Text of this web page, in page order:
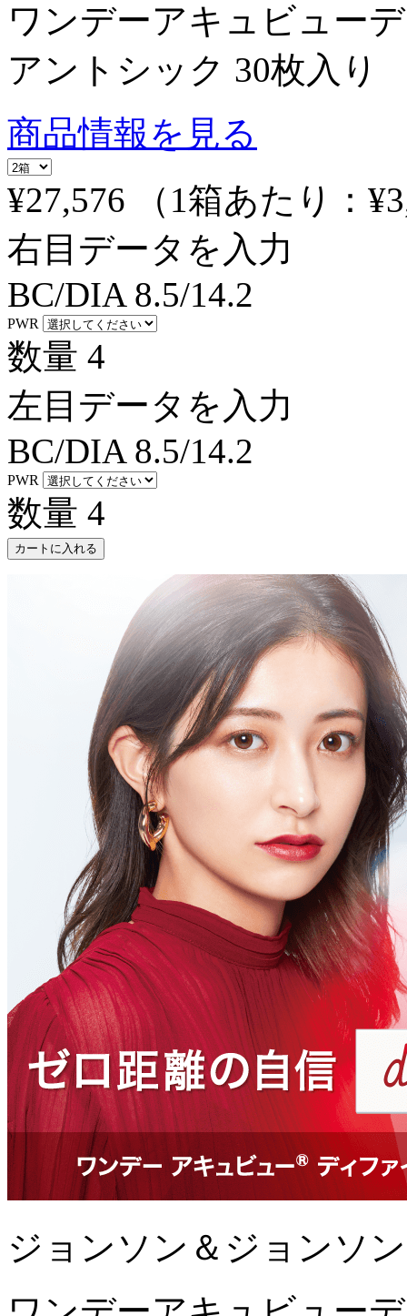
ワンデーアキュビュー
アントシック 30枚入り
商品情報を見る
¥27,576
（1箱あたり：
右目データを入力
BC/DIA 8.5/14.2
PWR
数量 4
左目データを入力
BC/DIA 8.5/14.2
PWR
数量 4
カートに入れる
ジョンソン＆ジョンソン